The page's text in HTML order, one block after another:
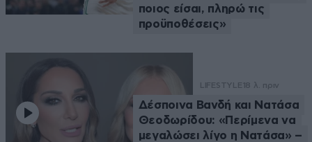
ποιος είσαι, πληρώ τις
προϋποθέσεις»
LIFESTYLE 18 λ. πριν
Δέσποινα Βανδή και Νατάσα
Θεοδωρίδου: «Περίμενα να
μεγαλώσει λίγο η Νατάσα» –